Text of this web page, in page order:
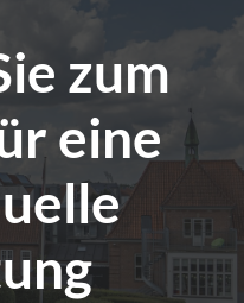
zum
eine